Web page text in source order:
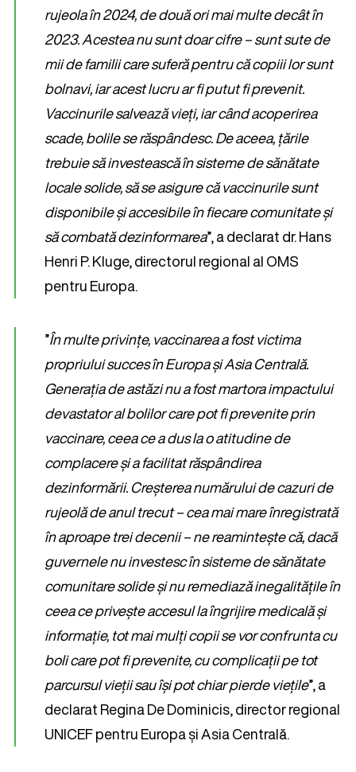
rujeola în 2024, de două ori mai multe decât în
2023. Acestea nu sunt doar cifre – sunt sute de
mii de familii care suferă pentru că copiii lor sunt
bolnavi, iar acest lucru ar fi putut fi prevenit.
Vaccinurile salvează vieți, iar când acoperirea
scade, bolile se răspândesc. De aceea, țările
trebuie să investească în sisteme de sănătate
locale solide, să se asigure că vaccinurile sunt
disponibile și accesibile în fiecare comunitate și
să combată dezinformarea”, a declarat dr. Hans
Henri P. Kluge, directorul regional al OMS
pentru Europa.
”În multe privințe, vaccinarea a fost victima
propriului succes în Europa și Asia Centrală.
Generația de astăzi nu a fost martora impactului
devastator al bolilor care pot fi prevenite prin
vaccinare, ceea ce a dus la o atitudine de
complacere și a facilitat răspândirea
dezinformării. Creșterea numărului de cazuri de
rujeolă de anul trecut – cea mai mare înregistrată
în aproape trei decenii – ne reamintește că, dacă
guvernele nu investesc în sisteme de sănătate
comunitare solide și nu remediază inegalitățile în
ceea ce privește accesul la îngrijire medicală și
informație, tot mai mulți copii se vor confrunta cu
boli care pot fi prevenite, cu complicații pe tot
parcursul vieții sau își pot chiar pierde viețile”, a
declarat Regina De Dominicis, director regional
UNICEF pentru Europa și Asia Centrală.